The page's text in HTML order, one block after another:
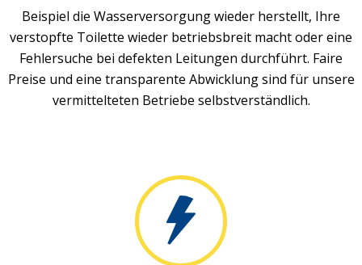
Beispiel die Wasserversorgung wieder herstellt, Ihre
verstopfte Toilette wieder betriebsbreit macht oder eine
Fehlersuche bei defekten Leitungen durchführt. Faire
Preise und eine transparente Abwicklung sind für unsere
vermittelteten Betriebe selbstverständlich.